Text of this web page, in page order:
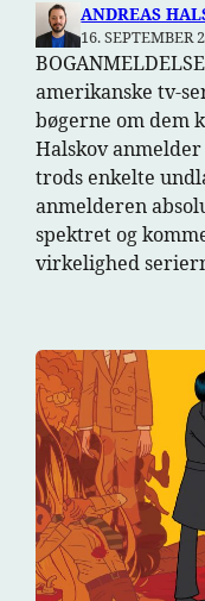
ANDREAS
16. SEPTEMBER
amerikanske tv-
bøgerne om dem
Halskov
trods enkelte
anmelderen
spektret og
virkelighed